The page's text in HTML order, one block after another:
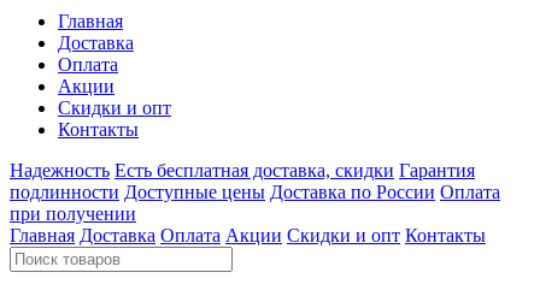
Главная
Доставка
Оплата
Акции
Скидки и опт
Контакты
Надежность Есть бесплатная доставка, скидки Гарантия
подлинности Доступные цены Доставка по России Оплата
при получении
Главная Доставка Оплата Акции Скидки и опт Контакты